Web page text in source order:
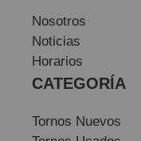
Nosotros
Noticias
Horarios
CATEGORÍA
Tornos Nuevos